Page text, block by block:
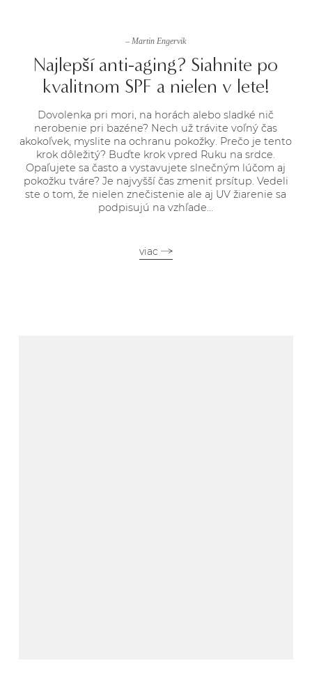
– Martin Engervik
Najlepší anti-aging? Siahnite po
kvalitnom SPF a nielen v lete!
Dovolenka pri mori, na horách alebo sladké nič
nerobenie pri bazéne? Nech už trávite voľný čas
akokoľvek, myslite na ochranu pokožky. Prečo je tento
krok dôležitý? Buďte krok vpred Ruku na srdce.
Opaľujete sa často a vystavujete slnečným lúčom aj
pokožku tváre? Je najvyšší čas zmeniť prsítup. Vedeli
ste o tom, že nielen znečistenie ale aj UV žiarenie sa
podpisujú na vzhľade...
viac